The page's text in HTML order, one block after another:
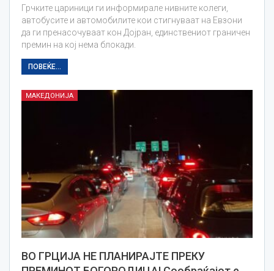
Грчките цариници ги информирале нивните колеги,
автобусите и автомобилите кои стигнуваат на Евзони
да ги пренасочуваат кон Дојран, единствениот граничен
премин на кој нема блокади.
ПОВЕЌЕ...
МАКЕДОНИЈА
ВО ГРЦИЈА НЕ ПЛАНИРАЈТЕ ПРЕКУ